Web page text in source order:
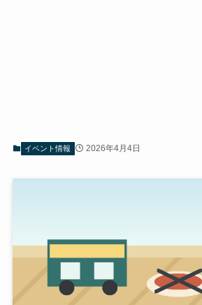
イベント情報 2026年4月4日